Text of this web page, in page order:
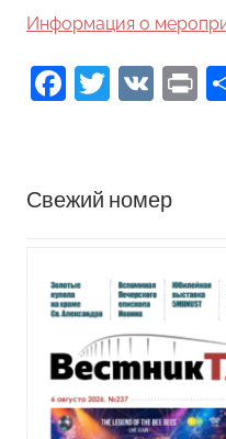
Информация о
Facebook
Twitter
VK
Свежий номер